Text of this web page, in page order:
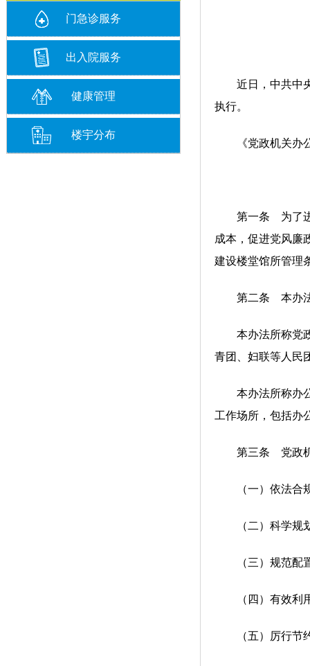
门急诊服务
出入院服务
健康管理
楼宇分布
近日，中共中央
执行。
《党政机关办公
第一条 为了进一
成本，促进党风廉
建设楼堂馆所管理
第二条 本办法适
本办法所称党政
青团、妇联等人民
本办法所称办公
工作场所，包括办
第三条 党政机
（一）依法合规
（二）科学规划
（三）规范配置
（四）有效利用
（五）厉行节约